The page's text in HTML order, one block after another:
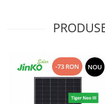
-73 RON NOU